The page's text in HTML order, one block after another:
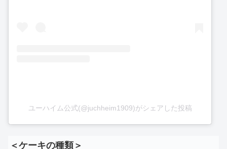
ユーハイム公式(@juchheim1909)がシェアした投稿
＜ケーキの種類＞